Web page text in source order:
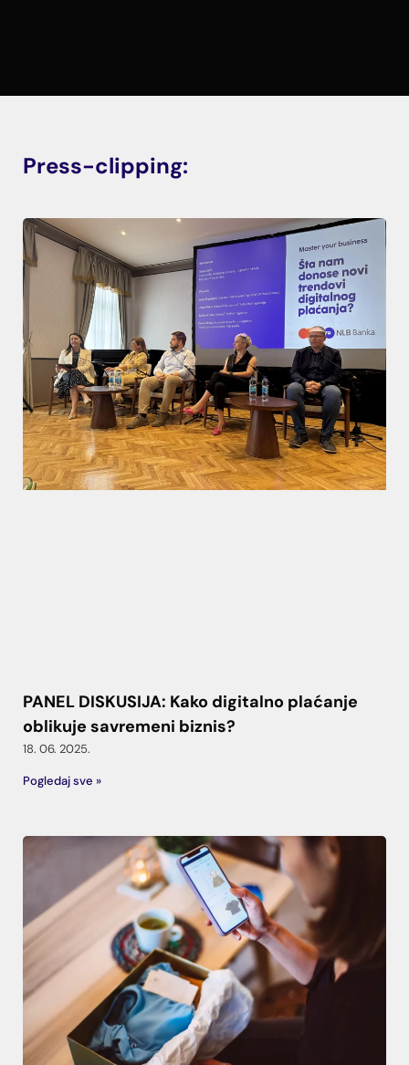
Press-clipping:
PANEL DISKUSIJA: Kako digitalno plaćanje
oblikuje savremeni biznis?
18. 06. 2025.
Pogledaj sve »